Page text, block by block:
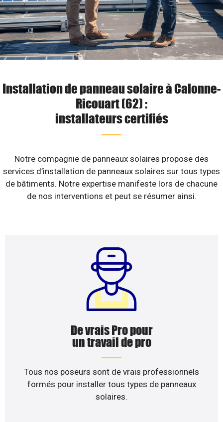
Installation de panneau solaire à Calonne-
Ricouart (62) :
installateurs certifiés
Notre compagnie de panneaux solaires propose des
services d’installation de panneaux solaires sur tous types
de bâtiments. Notre expertise manifeste lors de chacune
de nos interventions et peut se résumer ainsi.
De vrais Pro pour
un travail de pro
Tous nos poseurs sont de vrais professionnels
formés pour installer tous types de panneaux
solaires.